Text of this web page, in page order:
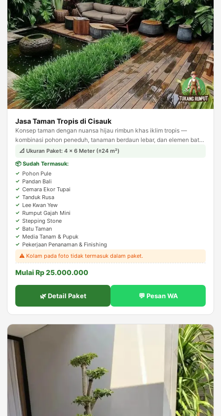
Jasa Taman Tropis di Cisauk
Konsep taman dengan nuansa hijau rimbun khas iklim tropis —
kombinasi pohon peneduh, tanaman berdaun lebar, dan elemen batu
alam. Menghadirkan suasana asri dan teduh layaknya resort tropis.
📐 Ukuran Paket: 4 × 6 Meter (±24 m²)
📦 Sudah Termasuk:
Pohon Pule
Pandan Bali
Cemara Ekor Tupai
Tanduk Rusa
Lee Kwan Yew
Rumput Gajah Mini
Stepping Stone
Batu Taman
Media Tanam & Pupuk
Pekerjaan Penanaman & Finishing
⚠️ Kolam pada foto tidak termasuk dalam paket.
Mulai Rp 25.000.000
🌿 Detail Paket 💬 Pesan WA